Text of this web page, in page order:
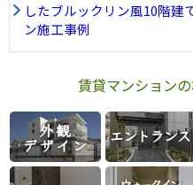
したブルックリン風10階建
ン施工事例
賃貸マンション